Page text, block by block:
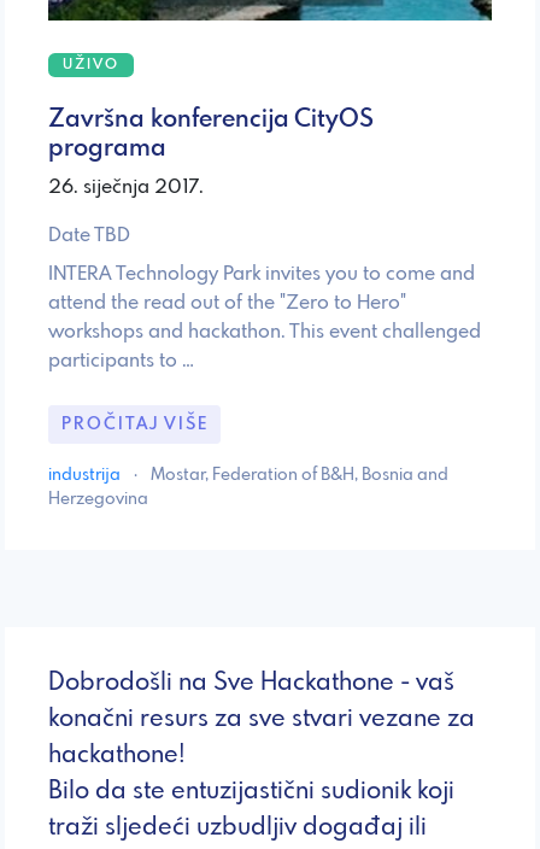
UŽIVO
Završna konferencija CityOS
programa
26. siječnja 2017.
Date TBD
INTERA Technology Park invites you to come and
attend the read out of the "Zero to Hero"
workshops and hackathon. This event challenged
participants to …
PROČITAJ VIŠE
industrija ·
Mostar, Federation of B&H, Bosnia and
Herzegovina
Dobrodošli na Sve Hackathone - vaš
konačni resurs za sve stvari vezane za
hackathone!
Bilo da ste entuzijastični sudionik koji
traži sljedeći uzbudljiv događaj ili